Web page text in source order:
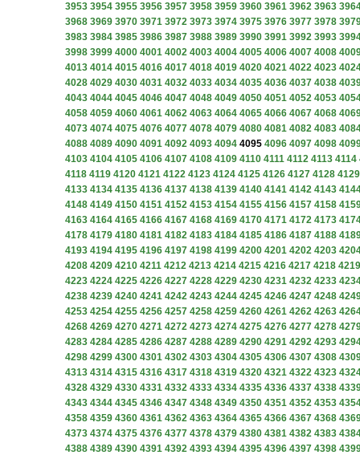
3953 3954 3955 3956 3957 3958 3959 3960 3961 3962 3963
3968 3969 3970 3971 3972 3973 3974 3975 3976 3977 3978
3983 3984 3985 3986 3987 3988 3989 3990 3991 3992 3993
3998 3999 4000 4001 4002 4003 4004 4005 4006 4007 4008
4013 4014 4015 4016 4017 4018 4019 4020 4021 4022 4023
4028 4029 4030 4031 4032 4033 4034 4035 4036 4037 4038
4043 4044 4045 4046 4047 4048 4049 4050 4051 4052 4053
4058 4059 4060 4061 4062 4063 4064 4065 4066 4067 4068
4073 4074 4075 4076 4077 4078 4079 4080 4081 4082 4083
4088 4089 4090 4091 4092 4093 4094 4095 4096 4097 4098
4103 4104 4105 4106 4107 4108 4109 4110 4111 4112 4113 4114
4118 4119 4120 4121 4122 4123 4124 4125 4126 4127 4128 4129
4133 4134 4135 4136 4137 4138 4139 4140 4141 4142 4143
4148 4149 4150 4151 4152 4153 4154 4155 4156 4157 4158
4163 4164 4165 4166 4167 4168 4169 4170 4171 4172 4173
4178 4179 4180 4181 4182 4183 4184 4185 4186 4187 4188
4193 4194 4195 4196 4197 4198 4199 4200 4201 4202 4203
4208 4209 4210 4211 4212 4213 4214 4215 4216 4217 4218 4219
4223 4224 4225 4226 4227 4228 4229 4230 4231 4232 4233
4238 4239 4240 4241 4242 4243 4244 4245 4246 4247 4248
4253 4254 4255 4256 4257 4258 4259 4260 4261 4262 4263
4268 4269 4270 4271 4272 4273 4274 4275 4276 4277 4278
4283 4284 4285 4286 4287 4288 4289 4290 4291 4292 4293
4298 4299 4300 4301 4302 4303 4304 4305 4306 4307 4308
4313 4314 4315 4316 4317 4318 4319 4320 4321 4322 4323
4328 4329 4330 4331 4332 4333 4334 4335 4336 4337 4338
4343 4344 4345 4346 4347 4348 4349 4350 4351 4352 4353
4358 4359 4360 4361 4362 4363 4364 4365 4366 4367 4368
4373 4374 4375 4376 4377 4378 4379 4380 4381 4382 4383
4388 4389 4390 4391 4392 4393 4394 4395 4396 4397 4398